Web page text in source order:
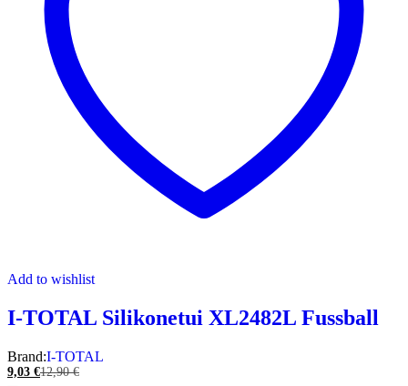
Add to wishlist
I-TOTAL Silikonetui XL2482L Fussball
Brand:I-TOTAL
9,03 €12,90€